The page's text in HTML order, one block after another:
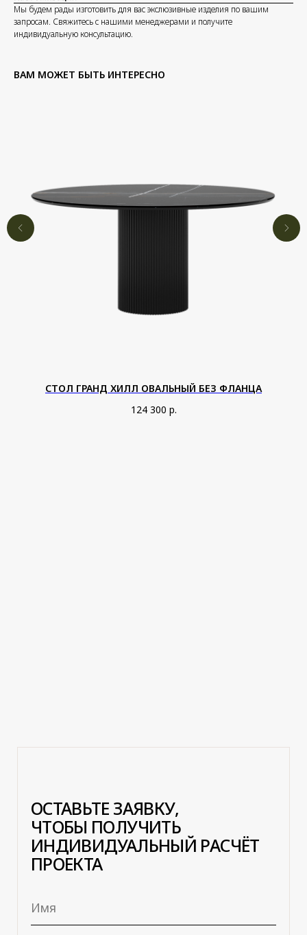
Мы будем рады изготовить для вас экслюзивные изделия по вашим
запросам. Свяжитесь с нашими менеджерами и получите
индивидуальную консультацию.
ВАМ МОЖЕТ БЫТЬ ИНТЕРЕСНО
СТОЛ ГРАНД ХИЛЛ ОВАЛЬНЫЙ БЕЗ ФЛАНЦА
124 300 р.
ОСТАВЬТЕ ЗАЯВКУ,
г. Пермь
+7 950 473-28-84